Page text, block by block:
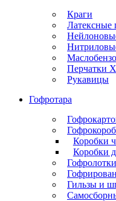
Краги
Латексные
Перчатки
Рукавицы
Гофротара
Коробки
Коробки
Гофролотки
Гильзы и